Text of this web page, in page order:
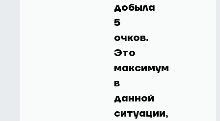
добыла
5
очков.
Это
максимум
в
данной
ситуации,